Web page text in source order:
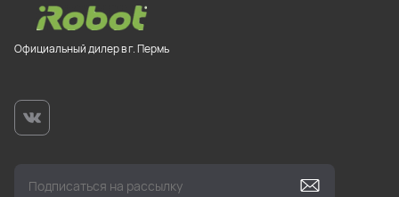
Официальный дилер в г. Пермь